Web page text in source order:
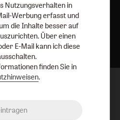
oben
Nutzungsverhalten in
Werbung erfasst und
die Inhalte besser auf
Über einen
E-Mail kann ich diese
finden Sie in
.